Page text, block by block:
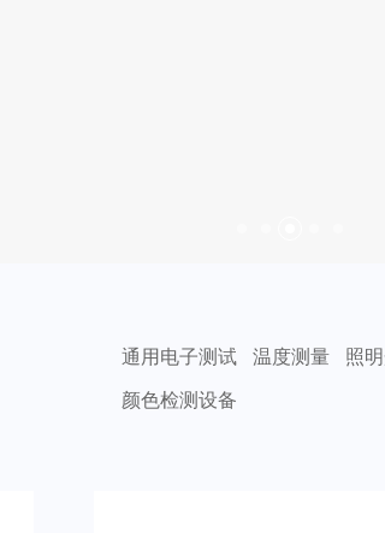
通用电子测试 温度测量 照
颜色检测设备